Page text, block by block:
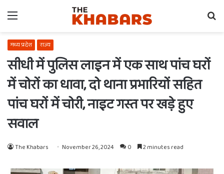
Menu
मध्य प्रदेश राज्य
सीधी में पुलिस लाइन में एक साथ पांच घरों
में चोरों का धावा, दो थाना प्रभारियों सहित
पांच घरों में चोरी, नाइट गस्त पर खड़े हुए
सवाल
The Khabars November 26, 2024 0 2 minutes read